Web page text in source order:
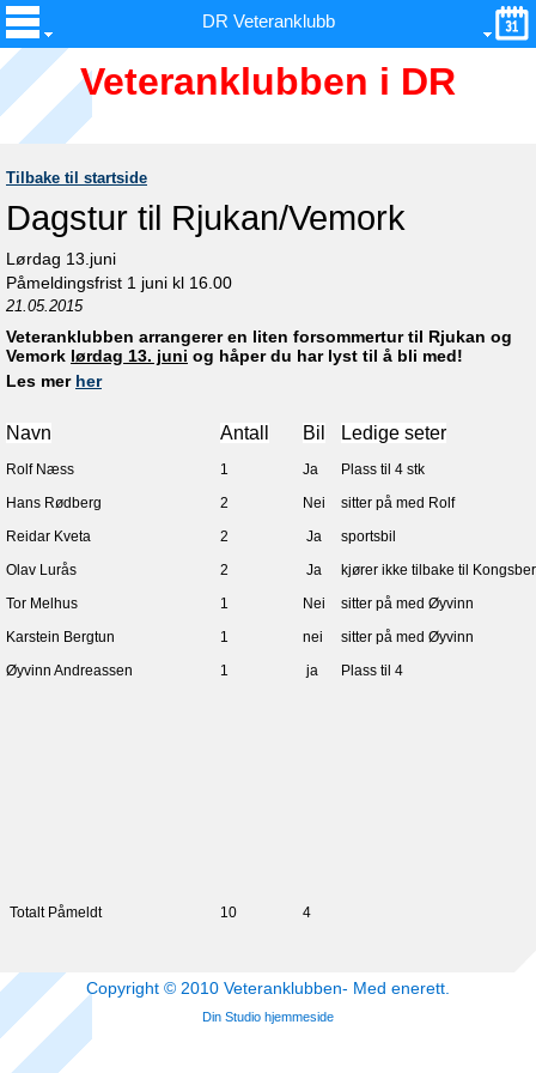
DR Veteranklubb
Veteranklubben i DR
Tilbake til startside
Dagstur til Rjukan/Vemork
Lørdag 13.juni
Påmeldingsfrist 1 juni kl 16.00
21.05.2015
Veteranklubben arrangerer en liten forsommertur til Rjukan og
Vemork lørdag 13. juni og håper du har lyst til å bli med!
Les mer her
Navn Antall Bil Ledige seter
Rolf Næss 1 Ja
Plass til 4 stk
Hans Rødberg
2 Nei
sitter på med Rolf
Reidar Kveta
2 Ja
sportsbil
Olav Lurås
2 Ja
kjører ikke tilbake til
Tor Melhus
1 Nei
sitter på med Øyvinn
Karstein Bergtun
1 nei
sitter på med Øyvinn
Øyvinn Andreassen
1 ja Plass til 4
Totalt Påmeldt 10 4
Copyright © 2010 Veteranklubben- Med enerett.
Din Studio hjemmeside